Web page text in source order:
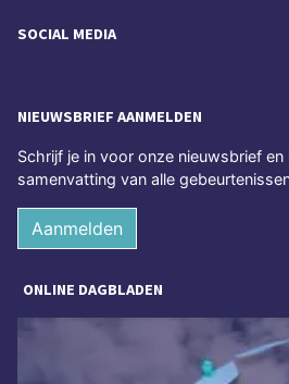
SOCIAL MEDIA
NIEUWSBRIEF AANMELDEN
Schrijf je in voor onze nieuwsbrief
samenvatting van alle
Aanmelden
ONLINE DAGBLADEN